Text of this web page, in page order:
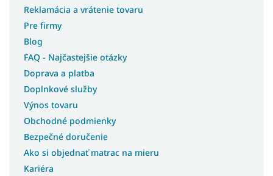
Kolekcia CARMEN
Kolekcia POSITANO
Kolekcia ORVELLA
Kolekcia SOFINA
Reklamácia a vrátenie tovaru
Pre firmy
Blog
FAQ - Najčastejšie otázky
Doprava a platba
Doplnkové služby
Výnos tovaru
Obchodné podmienky
Bezpečné doručenie
Ako si objednať matrac na mieru
Kariéra